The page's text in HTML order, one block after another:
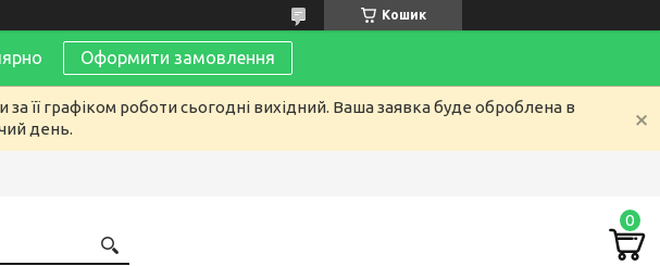
Кошик
Оформити замовлення
її графіком роботи сьогодні вихідний. Ваша заявка буде оброблена в
день.